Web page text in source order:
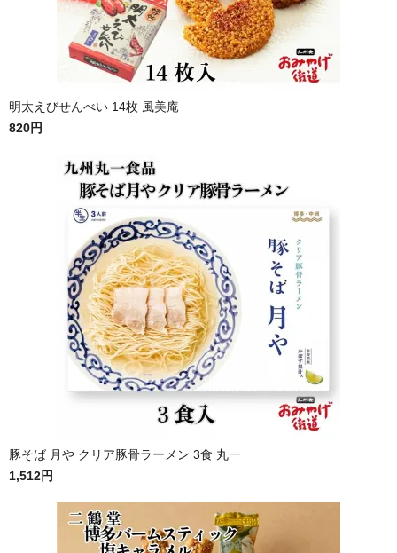
明太えびせんべい 14枚 風美庵
820円
豚そば 月や クリア豚骨ラーメン 3食 丸一
1,512円